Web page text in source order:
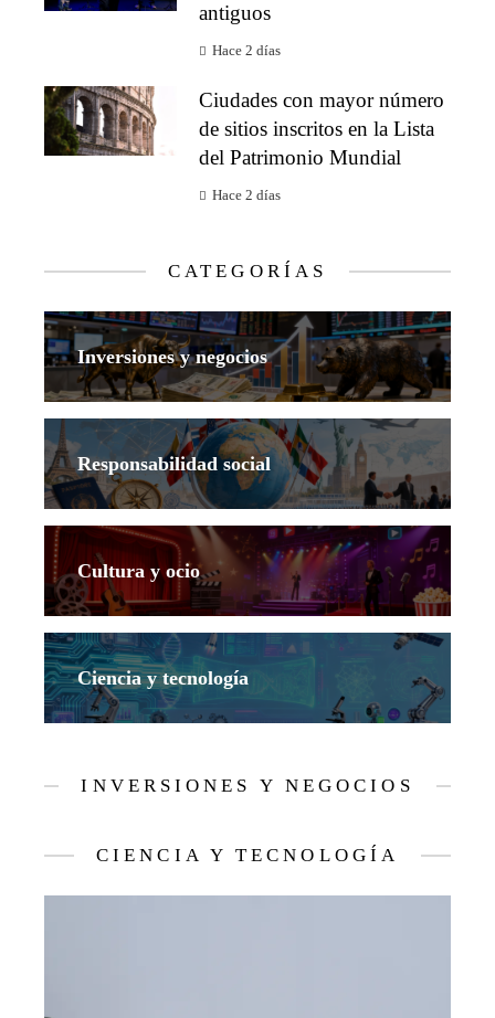
antiguos
Hace 2 días
Ciudades con mayor número
de sitios inscritos en la Lista
del Patrimonio Mundial
Hace 2 días
CATEGORÍAS
Inversiones y negocios
Responsabilidad social
Cultura y ocio
Ciencia y tecnología
INVERSIONES Y NEGOCIOS
CIENCIA Y TECNOLOGÍA